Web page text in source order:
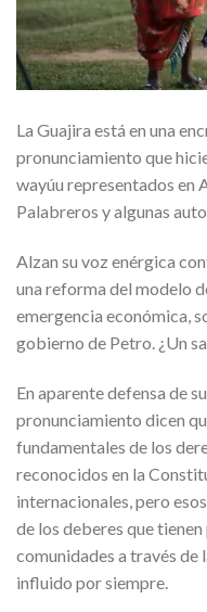
La Guajira está en una
pronunciamiento que
wayúu representados en
Palabreros y algunas
Alzan su voz enérgica
una reforma del modelo
emergencia económica,
gobierno de Petro. ¿Un
En aparente defensa de
pronunciamiento dicen
fundamentales de los
reconocidos en la
internacionales, pero
de los deberes que
comunidades a través de
influido por siempre.